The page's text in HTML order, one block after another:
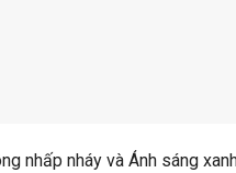
nhấp nháy và Ánh sáng